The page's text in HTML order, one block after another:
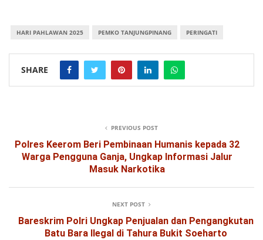
HARI PAHLAWAN 2025 PEMKO TANJUNGPINANG PERINGATI
SHARE
PREVIOUS POST
Polres Keerom Beri Pembinaan Humanis kepada 32
Warga Pengguna Ganja, Ungkap Informasi Jalur
Masuk Narkotika
NEXT POST
Bareskrim Polri Ungkap Penjualan dan Pengangkutan
Batu Bara Ilegal di Tahura Bukit Soeharto